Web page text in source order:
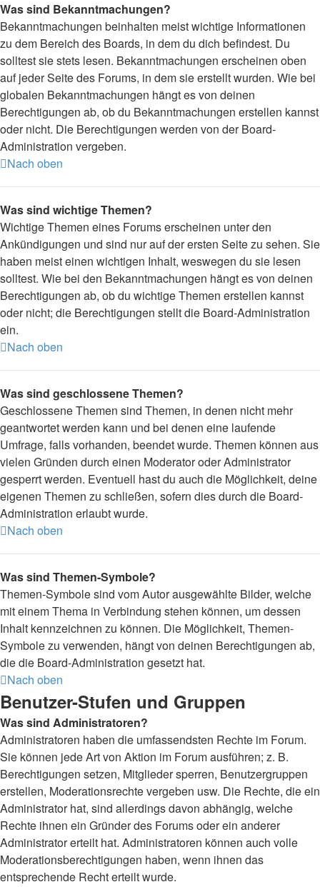
Was sind Bekanntmachungen?
Bekanntmachungen beinhalten meist wichtige Informationen
zu dem Bereich des Boards, in dem du dich befindest. Du
solltest sie stets lesen. Bekanntmachungen erscheinen oben
auf jeder Seite des Forums, in dem sie erstellt wurden. Wie bei
globalen Bekanntmachungen hängt es von deinen
Berechtigungen ab, ob du Bekanntmachungen erstellen kannst
oder nicht. Die Berechtigungen werden von der Board-
Administration vergeben.
Nach oben
Was sind wichtige Themen?
Wichtige Themen eines Forums erscheinen unter den
Ankündigungen und sind nur auf der ersten Seite zu sehen. Sie
haben meist einen wichtigen Inhalt, weswegen du sie lesen
solltest. Wie bei den Bekanntmachungen hängt es von deinen
Berechtigungen ab, ob du wichtige Themen erstellen kannst
oder nicht; die Berechtigungen stellt die Board-Administration
ein.
Nach oben
Was sind geschlossene Themen?
Geschlossene Themen sind Themen, in denen nicht mehr
geantwortet werden kann und bei denen eine laufende
Umfrage, falls vorhanden, beendet wurde. Themen können aus
vielen Gründen durch einen Moderator oder Administrator
gesperrt werden. Eventuell hast du auch die Möglichkeit, deine
eigenen Themen zu schließen, sofern dies durch die Board-
Administration erlaubt wurde.
Nach oben
Was sind Themen-Symbole?
Themen-Symbole sind vom Autor ausgewählte Bilder, welche
mit einem Thema in Verbindung stehen können, um dessen
Inhalt kennzeichnen zu können. Die Möglichkeit, Themen-
Symbole zu verwenden, hängt von deinen Berechtigungen ab,
die die Board-Administration gesetzt hat.
Nach oben
Benutzer-Stufen und Gruppen
Was sind Administratoren?
Administratoren haben die umfassendsten Rechte im Forum.
Sie können jede Art von Aktion im Forum ausführen; z. B.
Berechtigungen setzen, Mitglieder sperren, Benutzergruppen
erstellen, Moderationsrechte vergeben usw. Die Rechte, die ein
Administrator hat, sind allerdings davon abhängig, welche
Rechte ihnen ein Gründer des Forums oder ein anderer
Administrator erteilt hat. Administratoren können auch volle
Moderationsberechtigungen haben, wenn ihnen das
entsprechende Recht erteilt wurde.